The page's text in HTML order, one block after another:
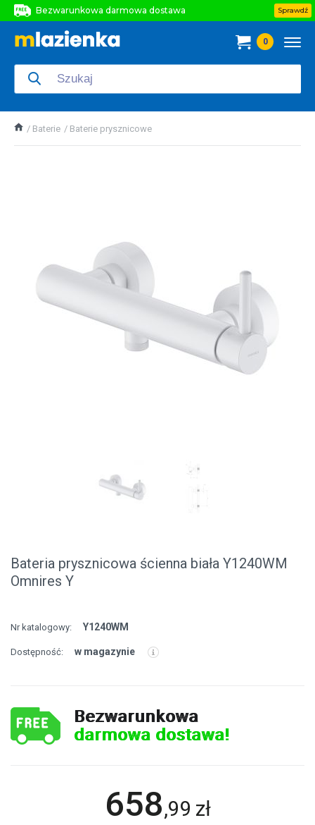
Bezwarunkowa darmowa dostawa
Bezwarunkowa darmowa dostawa
Sprawdź
0
Baterie Baterie prysznicowe
Bateria prysznicowa ścienna biała Y1240WM
Omnires Y
Nr katalogowy: Y1240WM
Dostępność: w magazynie
Bezwarunkowa
darmowa dostawa!
658,99 zł